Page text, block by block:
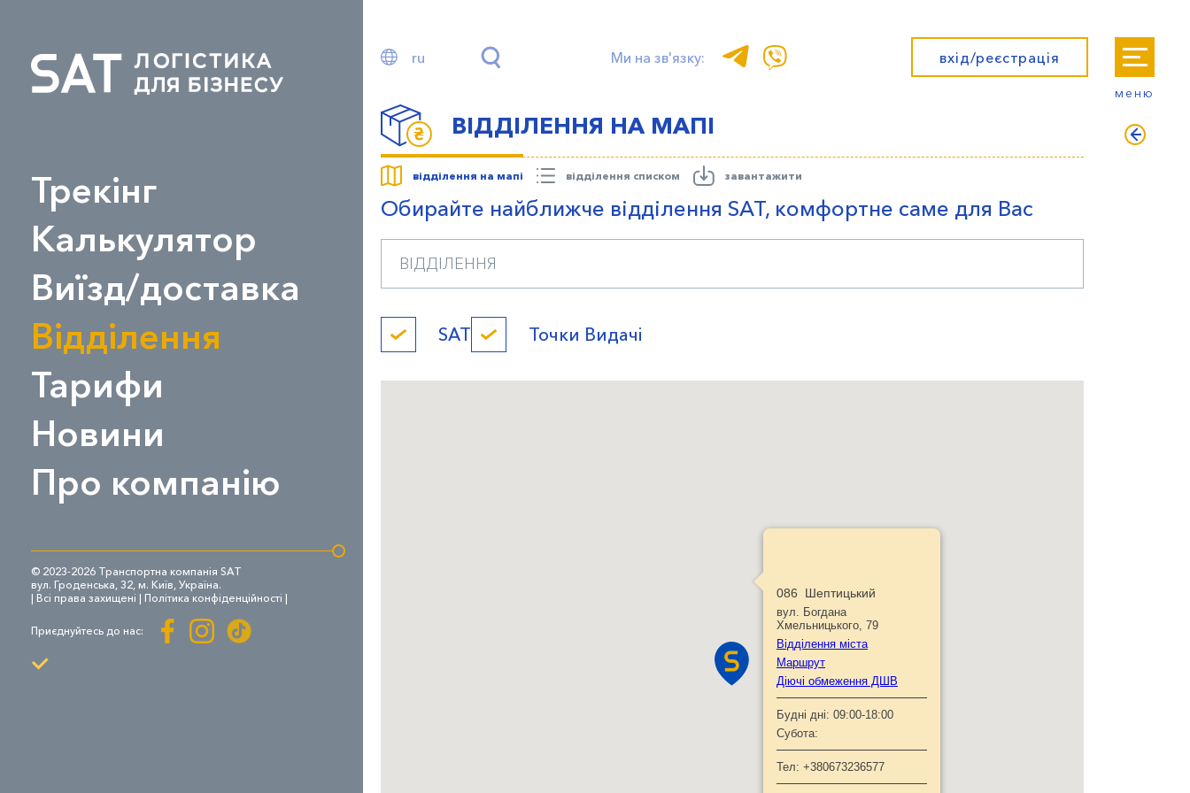
Трекінг
Калькулятор
Виїзд/доставка
Відділення
Тарифи
Новини
Про компанію
© 2023-2026 Транспортна компанія SAT
вул. Гроденська, 32, м. Київ, Україна.
| Всі права захищені | Політика конфіденційності |
Приєднуйтесь до нас:
ru Ми на зв'язку: вхід/реєстрація
меню
ВІДДІЛЕННЯ НА МАПІ
відділення на мапі відділення списком завантажити
Обирайте найближче відділення SAT, комфортне саме для Вас
SAT Точки Видачі
086 Шептицький
вул. Богдана
Хмельницького, 79
Відділення міста
Маршрут
Діючі обмеження ДШВ
Будні дні: 09:00-18:00
Субота:
Тел: +380673236577